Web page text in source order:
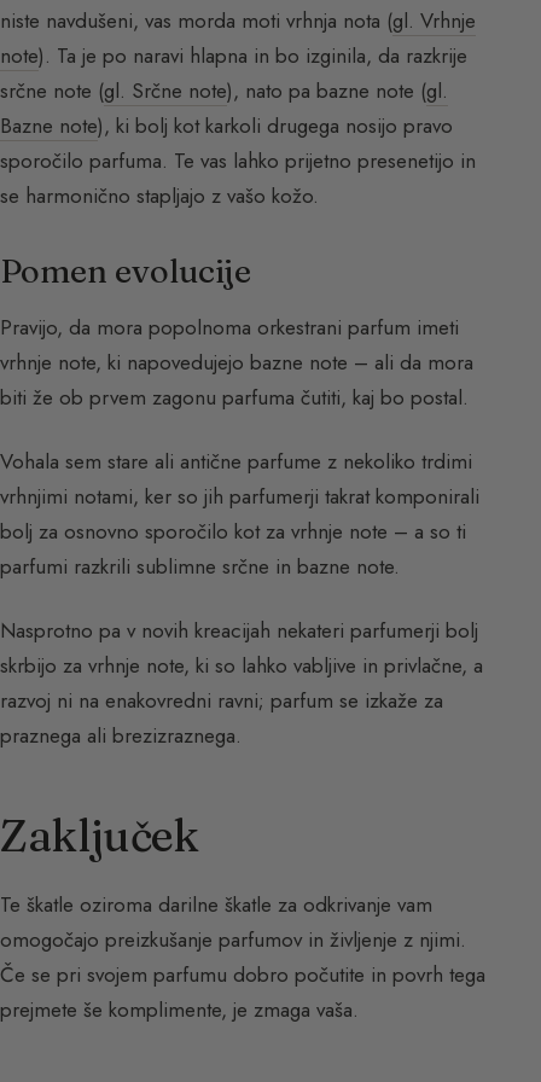
niste navdušeni, vas morda moti vrhnja nota (gl. Vrhnje
note). Ta je po naravi hlapna in bo izginila, da razkrije
srčne note (gl. Srčne note), nato pa bazne note (gl.
Bazne note), ki bolj kot karkoli drugega nosijo pravo
sporočilo parfuma. Te vas lahko prijetno presenetijo in
se harmonično stapljajo z vašo kožo.
Pomen evolucije
Pravijo, da mora popolnoma orkestrani parfum imeti
vrhnje note, ki napovedujejo bazne note – ali da mora
biti že ob prvem zagonu parfuma čutiti, kaj bo postal.
Vohala sem stare ali antične parfume z nekoliko trdimi
vrhnjimi notami, ker so jih parfumerji takrat komponirali
bolj za osnovno sporočilo kot za vrhnje note – a so ti
parfumi razkrili sublimne srčne in bazne note.
Nasprotno pa v novih kreacijah nekateri parfumerji bolj
skrbijo za vrhnje note, ki so lahko vabljive in privlačne, a
razvoj ni na enakovredni ravni; parfum se izkaže za
praznega ali brezizraznega.
Zaključek
Te škatle oziroma darilne škatle za odkrivanje vam
omogočajo preizkušanje parfumov in življenje z njimi.
Če se pri svojem parfumu dobro počutite in povrh tega
prejmete še komplimente, je zmaga vaša.